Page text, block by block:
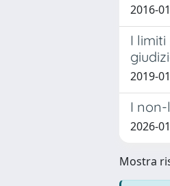
2016-
I
2019-
I
2026-
Mostra